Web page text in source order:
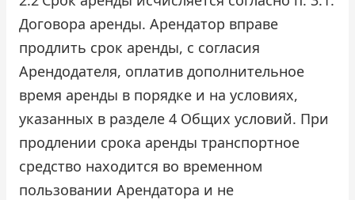
Договора аренды. Арендатор вправе
продлить срок аренды, с согласия
Арендодателя, оплатив дополнительное
время аренды в порядке и на условиях,
указанных в разделе 4 Общих условий. При
продлении срока аренды транспортное
средство находится во временном
пользовании Арендатора и не